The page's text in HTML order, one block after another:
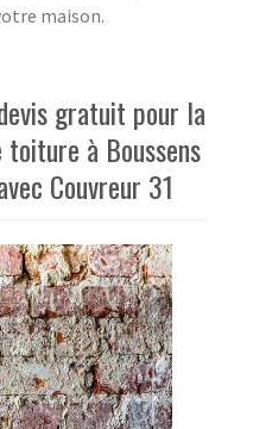
maison.
gratuit pour la
à Boussens
Couvreur 31